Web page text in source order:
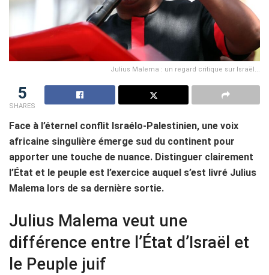
Julius Malema : un regard critique sur Israël...
5
SHARES
Face à l’éternel conflit Israélo-Palestinien, une voix
africaine singulière émerge sud du continent pour
apporter une touche de nuance. Distinguer clairement
l’État et le peuple est l’exercice auquel s’est livré Julius
Malema lors de sa dernière sortie.
Julius Malema veut une
différence entre l’État d’Israël et
le Peuple juif